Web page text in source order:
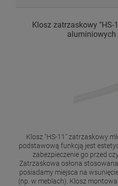
Klosz zatrzaskowy
aluminiowych
Klosz "HS-11" zatrzaskowy
podstawową funkcją jest
zabezpieczenie go przed
Zatrzaskowa osłona
posiadamy miejsca na
(np. w meblach). Klosz